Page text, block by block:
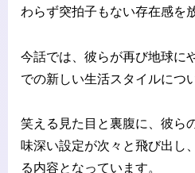
わらず突拍子もない存在感を
今話では、彼らが再び地球に
での新しい生活スタイルにつ
笑える見た目と裏腹に、彼ら
味深い設定が次々と飛び出し
る内容となっています。